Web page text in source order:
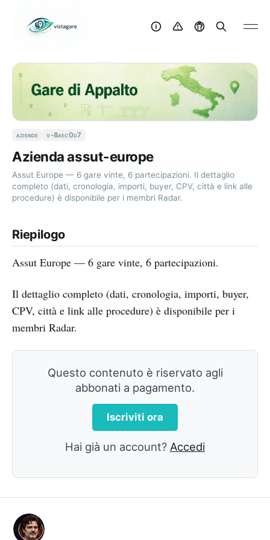
aziende v-8aec0d7
Azienda assut-europe
Assut Europe — 6 gare vinte, 6 partecipazioni. Il dettaglio
completo (dati, cronologia, importi, buyer, CPV, città e link alle
procedure) è disponibile per i membri Radar.
Riepilogo
Assut Europe — 6 gare vinte, 6 partecipazioni.
Il dettaglio completo (dati, cronologia, importi, buyer,
CPV, città e link alle procedure) è disponibile per i
membri Radar.
Questo contenuto è riservato agli
abbonati a pagamento.
Iscriviti ora
Hai già un account? Accedi